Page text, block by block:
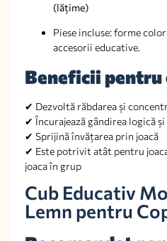
(lățime)
Piese incluse: forme
accesorii educative.
Beneficii pentru
✔ Dezvoltă răbdarea și
✔ Încurajează gândirea logică
✔ Sprijină învățarea prin joacă
✔ Este potrivit atât pentru
joaca în grup
Cub Educativ
Lemn pentru